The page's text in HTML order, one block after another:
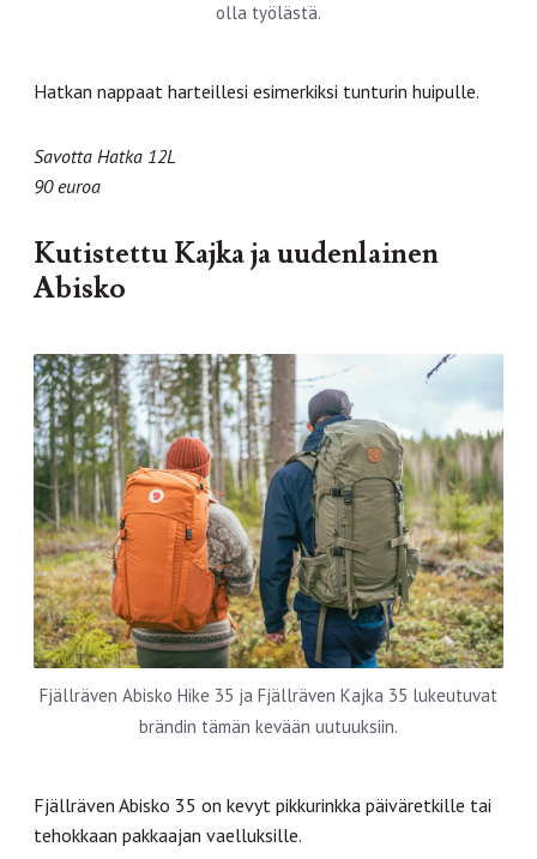
olla työlästä.
Hatkan nappaat harteillesi esimerkiksi tunturin huipulle.
Savotta Hatka 12L
90 euroa
Kutistettu Kajka ja uudenlainen
Abisko
Fjällräven Abisko Hike 35 ja Fjällräven Kajka 35 lukeutuvat
brändin tämän kevään uutuuksiin.
Fjällräven Abisko 35 on kevyt pikkurinkka päiväretkille tai
tehokkaan pakkaajan vaelluksille.